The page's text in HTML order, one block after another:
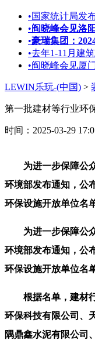
•国家统计局发
•阎晓峰会见洛
•豪瑞集团：
•去年1-11月建
•阎晓峰会见厦
LEWIN乐玩-(中国) >
第一批建材等行业环
时间：2025-03-29
为进一步保障公众
环境部发布通知，公
环保设施开放单位名
为进一步保障公众
环境部发布通知，公
环保设施开放单位名
根据名单，建材行
环保科技有限公司、
隅鼎鑫水泥有限公司